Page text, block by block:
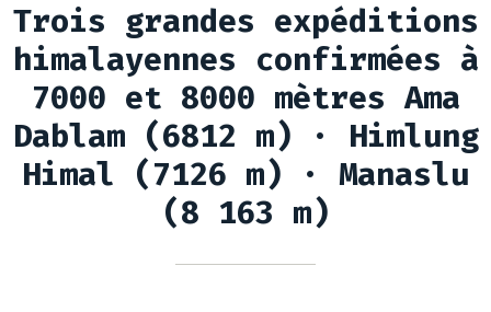
Trois grandes expéditions
himalayennes confirmées à
7000 et 8000 mètres Ama
Dablam (6812 m) · Himlung
Himal (7126 m) · Manaslu
(8 163 m)